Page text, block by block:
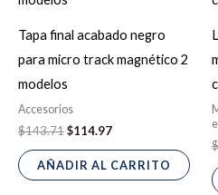
Tapa final acabado negro
para micro track magnético 2
modelos
Accesorios
$143.71
$143.71.
$114.97
AÑADIR AL CARRITO
$